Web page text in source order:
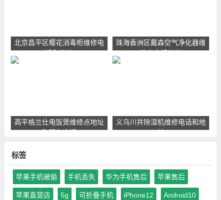
北京昌平区樱花消毒柜维修电
话和地址
珠海香洲区戴森空气净化器维
修点电话地址
高平格兰仕电饭煲维修点地址
和服务电话
义乌川井除湿机维修电话和地
址
标签
苹果手机被偷 手机丢失 华为手机售后 苹果售后
苹果直营店 5g 可折叠手机 iPhone12 Android10